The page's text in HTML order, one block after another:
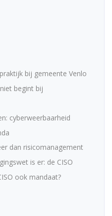
bij gemeente Venlo
begint bij
cyberweerbaarheid
dan risicomanagement
is er: de CISO
ook mandaat?